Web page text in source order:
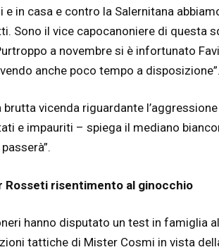
e in casa e contro la Salernitana
Sono il vice capocanoniere di questa
a novembre si è infortunato
anche poco tempo a disposizione”.
vicenda riguardante
e impauriti – spiega il mediano
Rosseti risentimento al ginocchio
hanno disputato un test in famiglia
tattiche di Mister Cosmi in vista